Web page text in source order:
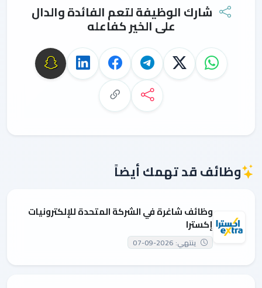
شارك الوظيفة لتعم الفائدة والدال
على الخير كفاعله
وظائف قد تهمك أيضاً
وظائف شاغرة في الشركة المتحدة للإلكترونيات
إكسترا
ينتهي: 2026-09-07